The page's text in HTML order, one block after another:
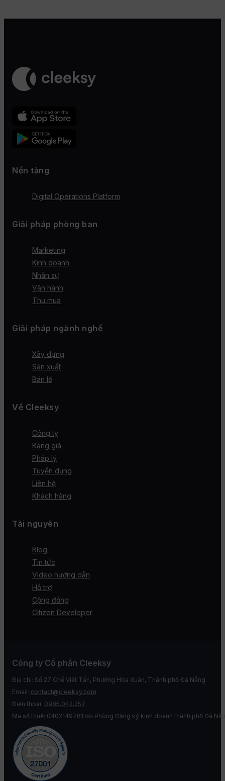
Nền tảng
Digital Operations Platform
Giải pháp phòng ban
Marketing
Kinh doanh
Nhân sự
Vận hành
Thu mua
Giải pháp ngành nghề
Xây dựng
Sản xuất
Bán lẻ
Về Cleeksy
Công ty
Bảng giá
Pháp lý
Tuyển dụng
Liên hệ
Khách hàng
Tài nguyên
Blog
Tin tức
Video hướng dẫn
Hỗ trợ
Cộng đồng
Citizen Developer
Công ty Cổ phần Cleeksy
Địa chỉ: Số 27 Chế Viết Tấn, Phường Hòa Xuân, Thành phố Đà Nẵng
Email: contact@cleeksy.com
Điện thoại: 0985.042.257
Mã số thuế: 0402149761 do Phòng Đăng ký kinh doanh thành phố Đà